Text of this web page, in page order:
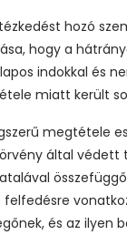
hozó
hogy a
indokkal és
miatt került
megtétele
által védett
és az ilyen